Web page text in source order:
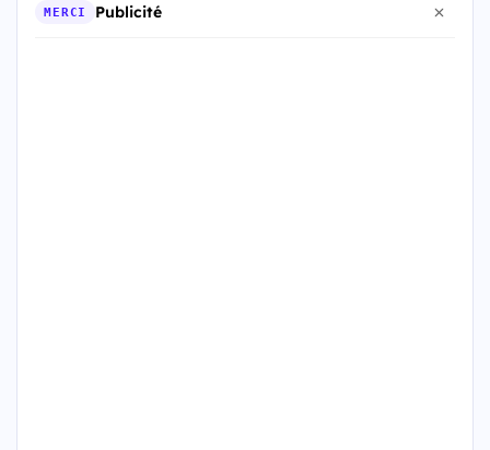
MERCI Publicité